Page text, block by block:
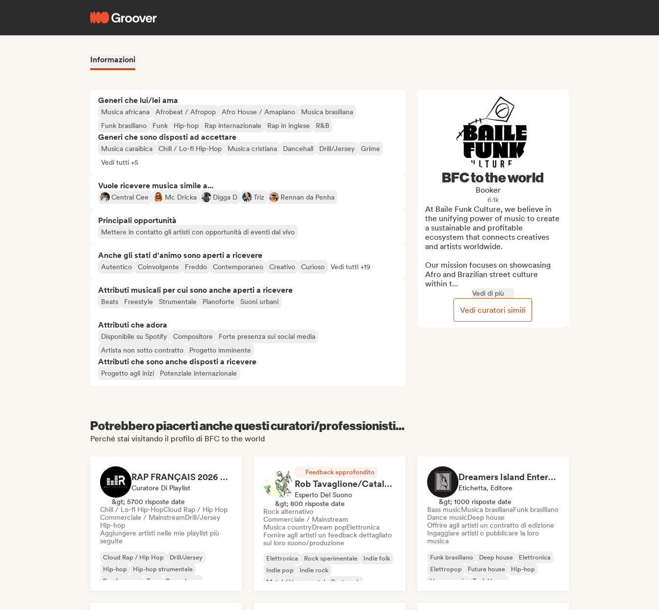
Informazioni
Generi che lui/lei ama
Musica africana Afrobeat / Afropop Afro House / Amapiano
Musica brasiliana
Funk brasiliano
Funk Hip-hop Rap internazionale Rap in inglese R&B
Generi che sono disposti ad accettare
Musica caraibica Chill / Lo-fi Hip-Hop Musica cristiana Dancehall Drill/Jersey
Grime
Vedi tutti +5
Vuole ricevere musica simile a...
Central Cee Mc Dricka Digga D Triz Rennan da Penha
Principali opportunità
Mettere in contatto gli artisti con opportunità di eventi dal vivo
Anche gli stati d'animo sono aperti a ricevere
Autentico Coinvolgente Freddo Contemporaneo Creativo Curioso Vedi tutti +19
Attributi musicali per cui sono anche aperti a ricevere
Beats Freestyle Strumentale Pianoforte Suoni urbani
Attributi che adora
Disponibile su Spotify Compositore
Forte presenza sui social media
Artista non sotto contratto
Progetto imminente
Attributi che sono anche disposti a ricevere
Progetto agli inizi Potenziale internazionale
BFC to the world
Booker
6.1k
At Baile Funk Culture, we believe in
the unifying power of music to create
a sustainable and profitable
ecosystem that connects creatives
and artists worldwide.
Our mission focuses on showcasing
Afro and Brazilian street culture
within t...
Vedi di più
Vedi curatori simili
Potrebbero piacerti anche questi curatori/professionisti...
Perché stai visitando il profilo di BFC to the world
RAP FRANÇAIS 2026 🔥🇫🇷 (Way Records)
Curatore Di Playlist
&gt; 5700 risposte date
Chill / Lo-fi Hip-HopCloud Rap / Hip Hop
Commerciale / MainstreamDrill/Jersey
Hip-hop
Aggiungere artisti nelle mie playlist più
seguite
Cloud Rap / Hip Hop
Drill/Jersey
Hip-hop
Hip-hop strumentale
Rap francese
Trap
Pop urbano
Feedback approfondito
Rob Tavaglione/Catalyst Recording
Esperto Del Suono
&gt; 800 risposte date
Rock alternativo
Commerciale / Mainstream
Musica countryDream popElettronica
Fornire agli artisti un feedback dettagliato
sul loro suono/produzione
Elettronica Rock sperimentale
Indie folk
Indie pop
Indie rock
Metal / Heavy metal
Post punk
Dreamers Island Entertainment
Etichetta, Editore
&gt; 1000 risposte date
Bass musicMusica brasilianaFunk brasiliano
Dance musicDeep house
Offrire agli artisti un contratto di edizione
Ingaggiare artisti o pubblicare la loro
musica
Funk brasiliano Deep house
Elettronica
Elettropop
Future house
Hip-hop
House music
Tech House